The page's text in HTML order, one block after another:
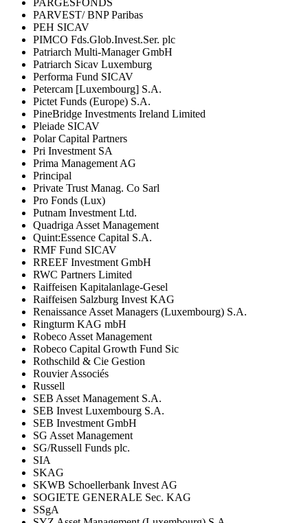
PARVEST/ BNP Paribas
PEH SICAV
PIMCO Fds.Glob.Invest.Ser. plc
Patriarch Multi-Manager GmbH
Patriarch Sicav Luxemburg
Performa Fund SICAV
Petercam [Luxembourg] S.A.
Pictet Funds (Europe) S.A.
PineBridge Investments Ireland Limited
Pleiade SICAV
Polar Capital Partners
Pri Investment SA
Prima Management AG
Principal
Private Trust Manag. Co Sarl
Pro Fonds (Lux)
Putnam Investment Ltd.
Quadriga Asset Management
Quint:Essence Capital S.A.
RMF Fund SICAV
RREEF Investment GmbH
RWC Partners Limited
Raiffeisen Kapitalanlage-Gesel
Raiffeisen Salzburg Invest KAG
Renaissance Asset Managers (Luxembourg) S.A.
Ringturm KAG mbH
Robeco Asset Management
Robeco Capital Growth Fund Sic
Rothschild & Cie Gestion
Rouvier Associés
Russell
SEB Asset Management S.A.
SEB Invest Luxembourg S.A.
SEB Investment GmbH
SG Asset Management
SG/Russell Funds plc.
SIA
SKAG
SKWB Schoellerbank Invest AG
SOGIETE GENERALE Sec. KAG
SSgA